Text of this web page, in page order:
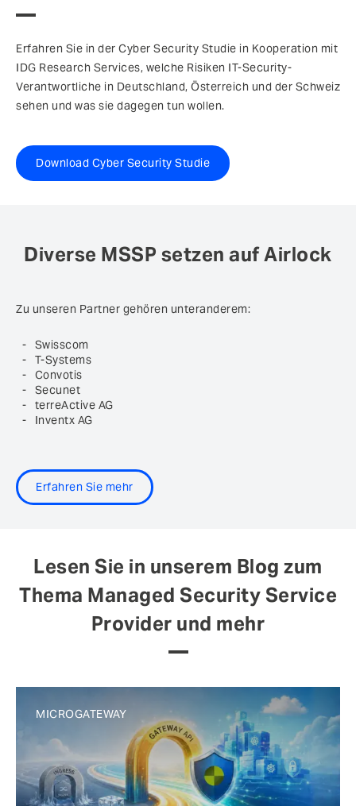
Erfahren Sie in der Cyber Security Studie in Kooperation mit
IDG Research Services, welche Risiken IT-Security-
Verantwortliche in Deutschland, Österreich und der Schweiz
sehen und was sie dagegen tun wollen.
Download Cyber Security Studie
Diverse MSSP setzen auf Airlock
Zu unseren Partner gehören unteranderem:
Swisscom
T-Systems
Convotis
Secunet
terreActive AG
Inventx AG
Erfahren Sie mehr
Lesen Sie in unserem Blog zum
Thema Managed Security Service
Provider und mehr
MICROGATEWAY